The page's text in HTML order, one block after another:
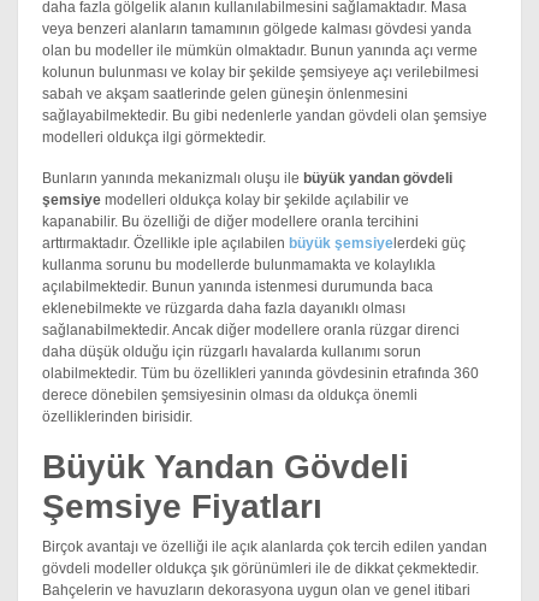
daha fazla gölgelik alanın kullanılabilmesini sağlamaktadır. Masa
veya benzeri alanların tamamının gölgede kalması gövdesi yanda
olan bu modeller ile mümkün olmaktadır. Bunun yanında açı verme
kolunun bulunması ve kolay bir şekilde şemsiyeye açı verilebilmesi
sabah ve akşam saatlerinde gelen güneşin önlenmesini
sağlayabilmektedir. Bu gibi nedenlerle yandan gövdeli olan şemsiye
modelleri oldukça ilgi görmektedir.
Bunların yanında mekanizmalı oluşu ile büyük yandan gövdeli
şemsiye modelleri oldukça kolay bir şekilde açılabilir ve
kapanabilir. Bu özelliği de diğer modellere oranla tercihini
arttırmaktadır. Özellikle iple açılabilen büyük şemsiye lerdeki güç
kullanma sorunu bu modellerde bulunmamakta ve kolaylıkla
açılabilmektedir. Bunun yanında istenmesi durumunda baca
eklenebilmekte ve rüzgarda daha fazla dayanıklı olması
sağlanabilmektedir. Ancak diğer modellere oranla rüzgar direnci
daha düşük olduğu için rüzgarlı havalarda kullanımı sorun
olabilmektedir. Tüm bu özellikleri yanında gövdesinin etrafında 360
derece dönebilen şemsiyesinin olması da oldukça önemli
özelliklerinden birisidir.
Büyük Yandan Gövdeli
Şemsiye Fiyatları
Birçok avantajı ve özelliği ile açık alanlarda çok tercih edilen yandan
gövdeli modeller oldukça şık görünümleri ile de dikkat çekmektedir.
Bahçelerin ve havuzların dekorasyona uygun olan ve genel itibari